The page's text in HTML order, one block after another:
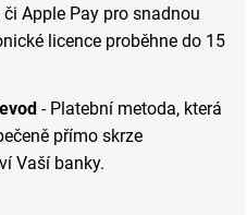
Apple Pay pro snadnou
licence proběhne do 15
- Platební metoda, která
přímo skrze
Vaší banky.